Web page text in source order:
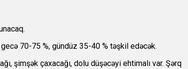
70-75 %, gündüz 35-40 % təşkil edəcək.
şimşək çaxacağı, dolu düşəcəyi ehtimalı var. Şərq